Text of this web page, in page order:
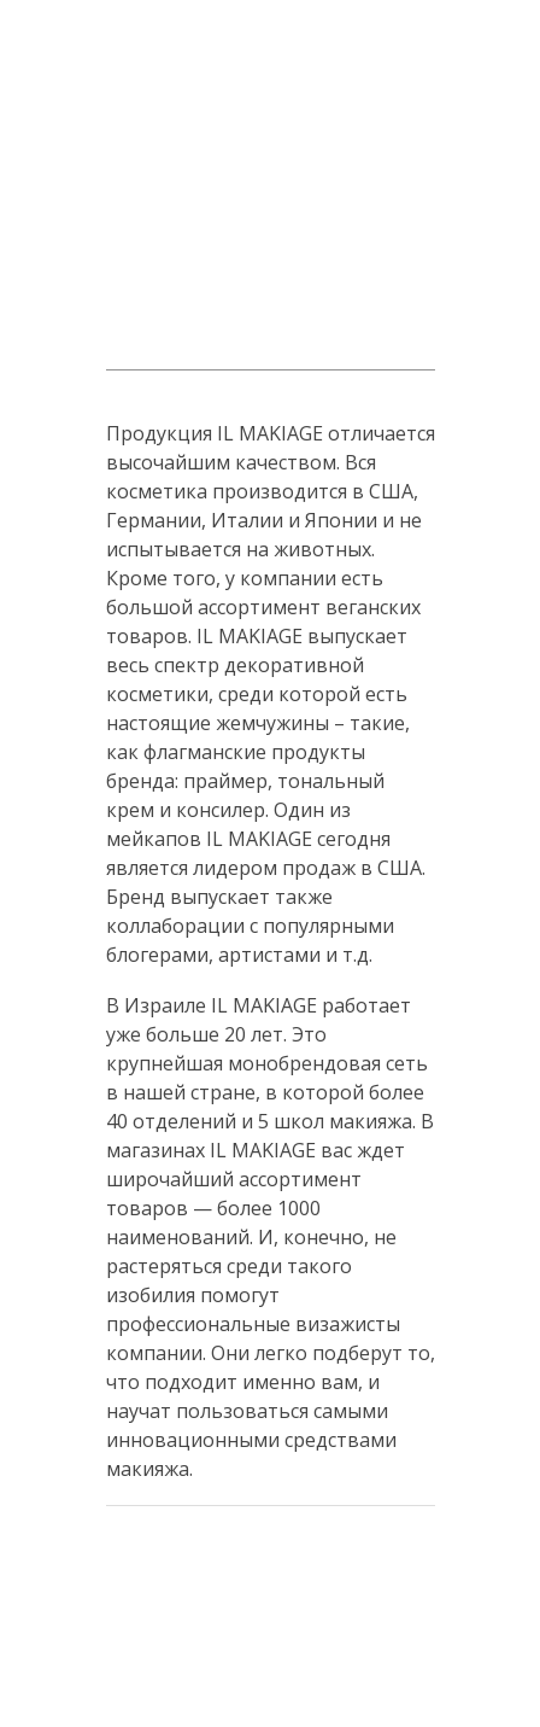
Продукция IL MAKIAGE отличается
высочайшим качеством. Вся
косметика производится в США,
Германии, Италии и Японии и не
испытывается на животных.
Кроме того, у компании есть
большой ассортимент веганских
товаров. IL MAKIAGE выпускает
весь спектр декоративной
косметики, среди которой есть
настоящие жемчужины – такие,
как флагманские продукты
бренда: праймер, тональный
крем и консилер. Один из
мейкапов IL MAKIAGE сегодня
является лидером продаж в США.
Бренд выпускает также
коллаборации с популярными
блогерами, артистами и т.д.
В Израиле IL MAKIAGE работает
уже больше 20 лет. Это
крупнейшая монобрендовая сеть
в нашей стране, в которой более
40 отделений и 5 школ макияжа. В
магазинах IL MAKIAGE вас ждет
широчайший ассортимент
товаров — более 1000
наименований. И, конечно, не
растеряться среди такого
изобилия помогут
профессиональные визажисты
компании. Они легко подберут то,
что подходит именно вам, и
научат пользоваться самыми
инновационными средствами
макияжа.